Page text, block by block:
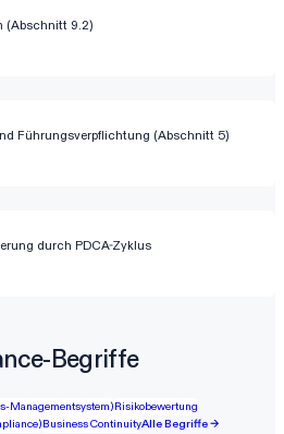
(Abschnitt 9.2)
Führungsverpflichtung (Abschnitt 5)
durch PDCA-Zyklus
Begriffe
Managementsystem)Risikobewertung
Business ContinuityAlle Begriffe →